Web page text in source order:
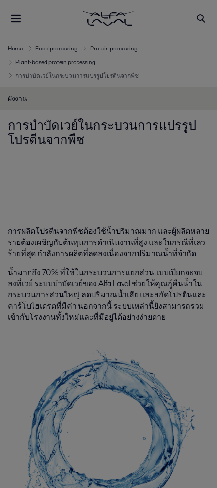
Home Food processing
Protein processing
Plant-based protein processing
การบำบัดเวย์ในกระบวนการแปรรูปโปรตีนจากพืช
ผังงาน
การบำบัดเวย์ในกระบวนการแปรรูป
โปรตีนจากพืช
การผลิตโปรตีนจากพืชต้องใช้น้ำปริมาณมาก และผู้ผลิตหลาย
รายต้องเผชิญกับต้นทุนการดำเนินงานที่สูง และในกรณีที่เลว
ร้ายที่สุด กำลังการผลิตที่ลดลงเนื่องจากปริมาณน้ำที่จำกัด
น้ำมากถึง 70% ที่ใช้ในกระบวนการแยกส่วนแบบเปียกจะจบ
ลงที่เวย์ ระบบบำบัดเวย์ของ Alfa Laval ช่วยให้คุณกู้คืนน้ำใน
กระบวนการส่วนใหญ่ ลดปริมาณน้ำเสีย และสกัดโปรตีนและ
คาร์โบไฮเดรตที่มีค่า นอกจากนี้ ระบบเหล่านี้ยังสามารถรวม
เข้ากับโรงงานทั้งใหม่และที่มีอยู่ได้อย่างง่ายดาย